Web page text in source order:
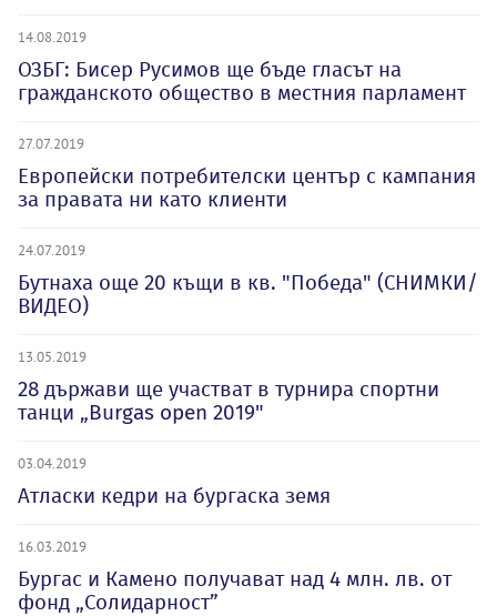
14.08.2019
ОЗБГ: Бисер Русимов ще бъде гласът на
гражданското общество в местния парламент
27.07.2019
Европейски потребителски център с кампания
за правата ни като клиенти
24.07.2019
Бутнаха още 20 къщи в кв. "Победа" (СНИМКИ/
ВИДЕО)
13.05.2019
28 държави ще участват в турнира спортни
танци „Burgas open 2019"
03.04.2019
Атласки кедри на бургаска земя
16.03.2019
Бургас и Камено получават над 4 млн. лв. от
фонд „Солидарност”